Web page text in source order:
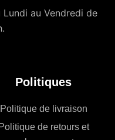
au Vendredi de
Politiques
Politique de livraison
Politique de retours et